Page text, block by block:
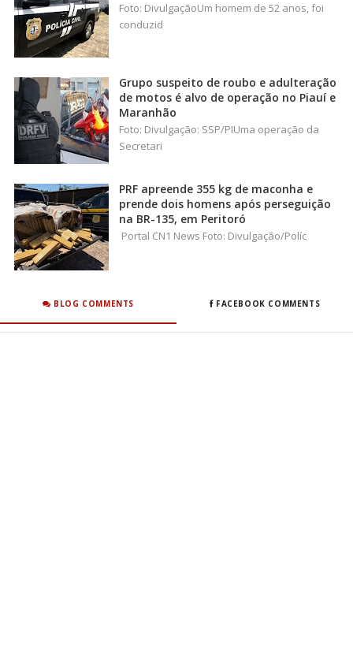
Foto: DivulgaçãoUm homem de 52 anos, foi
conduzid
Grupo suspeito de roubo e adulteração
de motos é alvo de operação no Piauí e
Maranhão
Foto: Divulgação: SSP/PIUma operação da
Secretari
PRF apreende 355 kg de maconha e
prende dois homens após perseguição
na BR-135, em Peritoró
Portal CN1 News Foto: Divulgação/Políc
BLOG COMMENTS FACEBOOK COMMENTS